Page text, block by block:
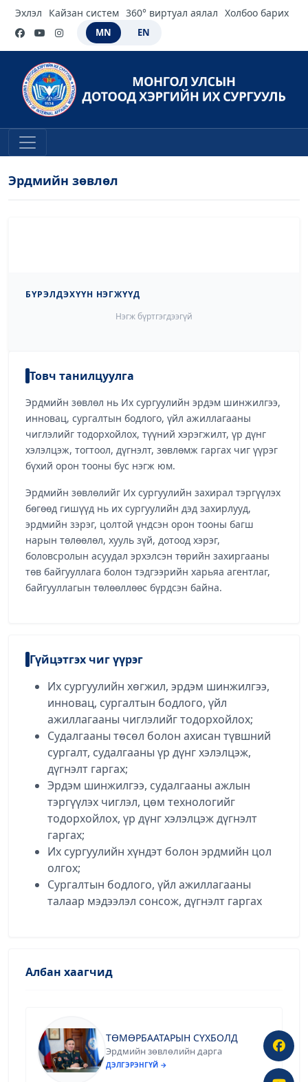
Эхлэл Кайзан систем 360° виртуал аялал Холбоо барих
MN EN
Эрдмийн зөвлөл
БҮРЭЛДЭХҮҮН НЭГЖҮҮД
Нэгж бүртгэгдээгүй
Товч танилцуулга
Эрдмийн зөвлөл нь Их сургуулийн эрдэм шинжилгээ,
инновац, сургалтын бодлого, үйл ажиллагааны
чиглэлийг тодорхойлох, түүний хэрэгжилт, үр дүнг
хэлэлцэж, тогтоол, дүгнэлт, зөвлөмж гаргах чиг үүрэг
бүхий орон тооны бус нэгж юм.
Эрдмийн зөвлөлийг Их сургуулийн захирал тэргүүлэх
бөгөөд гишүүд нь их сургуулийн дэд захирлууд,
эрдмийн зэрэг, цолтой үндсэн орон тооны багш
нарын төлөөлөл, хууль зүй, дотоод хэрэг,
боловсролын асуудал эрхэлсэн төрийн захиргааны
төв байгууллага болон тэдгээрийн харьяа агентлаг,
байгууллагын төлөөллөөс бүрдсэн байна.
Гүйцэтгэх чиг үүрэг
Их сургуулийн хөгжил, эрдэм шинжилгээ,
инновац, сургалтын бодлого, үйл
ажиллагааны чиглэлийг тодорхойлох;
Судалгааны төсөл болон ахисан түвшний
сургалт, судалгааны үр дүнг хэлэлцэж,
дүгнэлт гаргах;
Эрдэм шинжилгээ, судалгааны ажлын
тэргүүлэх чиглэл, цөм технологийг
тодорхойлох, үр дүнг хэлэлцэж дүгнэлт
гаргах;
Их сургуулийн хүндэт болон эрдмийн цол
олгох;
Сургалтын бодлого, үйл ажиллагааны
талаар мэдээлэл сонсож, дүгнэлт гаргах
Албан хаагчид
ТӨМӨРБААТАРЫН СҮХБОЛД
Эрдмийн зөвлөлийн дарга
ДЭЛГЭРЭНГҮЙ →